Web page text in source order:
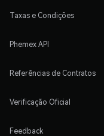
Taxas e Condições
Phemex API
Referências de Contratos
Verificação Oficial
Feedback